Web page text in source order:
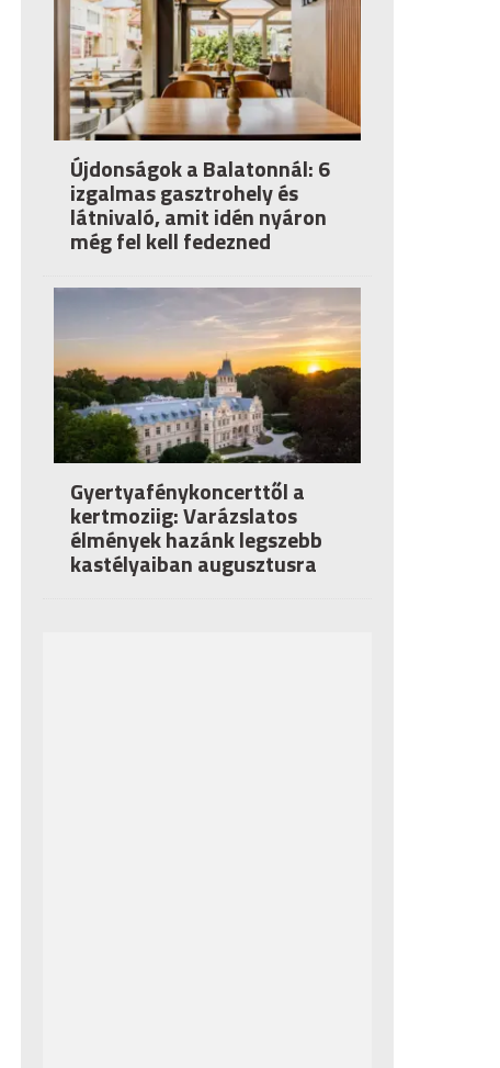
Újdonságok a Balatonnál: 6
izgalmas gasztrohely és
látnivaló, amit idén nyáron
még fel kell fedezned
Gyertyafénykoncerttől a
kertmoziig: Varázslatos
élmények hazánk legszebb
kastélyaiban augusztusra